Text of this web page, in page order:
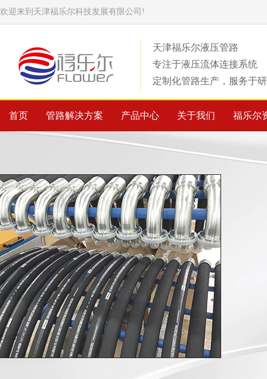
欢迎来到天津福乐尔科技发展有限公司!
天津福乐尔液压管路
专注于液压流体连接系统
定制化管路生产，服务于
首页 管路解决方案 产品中心 关于我们 福乐尔